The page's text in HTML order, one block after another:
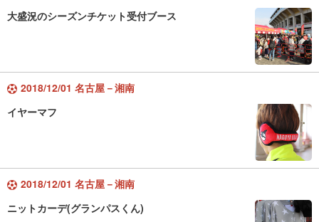
大盛況のシーズンチケット受付ブース
2018/12/01 名古屋－湘南
イヤーマフ
2018/12/01 名古屋－湘南
ニットカーデ(グランパスくん)